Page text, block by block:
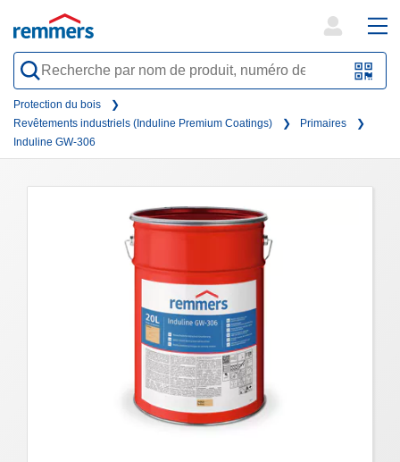
QR-
oder
search
form
Protection du bois
Revêtements industriels (Induline Premium Coatings)
Primaires
Induline GW-306